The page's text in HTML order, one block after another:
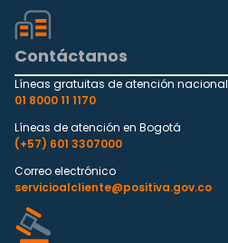
Contáctanos
Líneas gratuitas de atención nacional
01 8000 11 1170
Líneas de atención en Bogotá
(+57) 601 3307000
Correo electrónico
servicioalcliente@positiva.gov.co